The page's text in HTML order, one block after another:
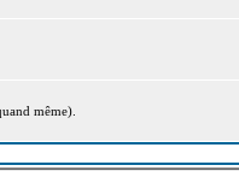
même).